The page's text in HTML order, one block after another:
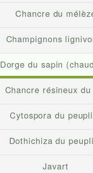
Chancre du
Champignons
Dorge du sapin
Chancre résineux
Cytospora du
Dothichiza du
Javart